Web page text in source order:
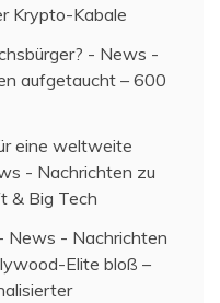
Krypto-Kabale
- News -
aufgetaucht – 600
eine weltweite
- Nachrichten zu
& Big Tech
News - Nachrichten
Elite bloß –